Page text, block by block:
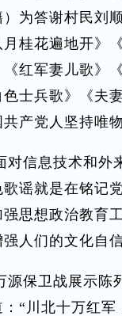
为答谢村民刘
桂花遍地开》
红军妻儿歌》
士兵歌》《夫
产党人坚持唯
信息技术和外
谣就是在铭记
思想政治教育
人们的文化自信
保卫战展示陈
“川北十万红军